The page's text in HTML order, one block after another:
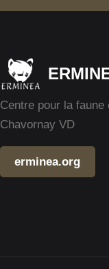
Centre pour la faune
Chavornay VD
erminea.org